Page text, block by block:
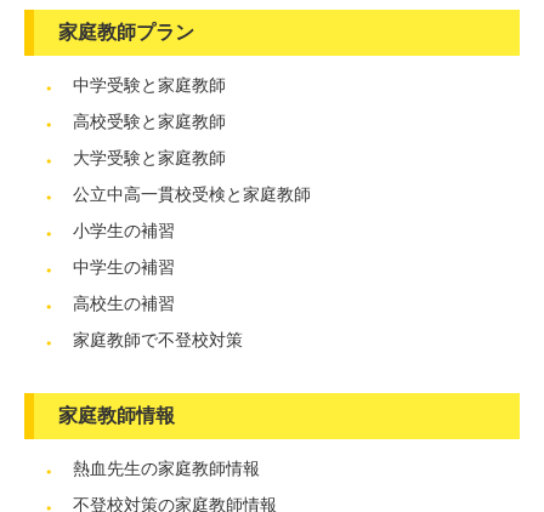
家庭教師プラン
中学受験と家庭教師
高校受験と家庭教師
大学受験と家庭教師
公立中高一貫校受検と家庭教師
小学生の補習
中学生の補習
高校生の補習
家庭教師で不登校対策
家庭教師情報
熱血先生の家庭教師情報
不登校対策の家庭教師情報